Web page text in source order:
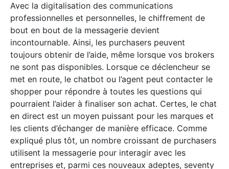
Avec la digitalisation des communications
professionnelles et personnelles, le chiffrement de
bout en bout de la messagerie devient
incontournable. Ainsi, les purchasers peuvent
toujours obtenir de l’aide, même lorsque vos brokers
ne sont pas disponibles. Lorsque ce déclencheur se
met en route, le chatbot ou l’agent peut contacter le
shopper pour répondre à toutes les questions qui
pourraient l’aider à finaliser son achat. Certes, le chat
en direct est un moyen puissant pour les marques et
les clients d’échanger de manière efficace. Comme
expliqué plus tôt, un nombre croissant de purchasers
utilisent la messagerie pour interagir avec les
entreprises et, parmi ces nouveaux adeptes, seventy